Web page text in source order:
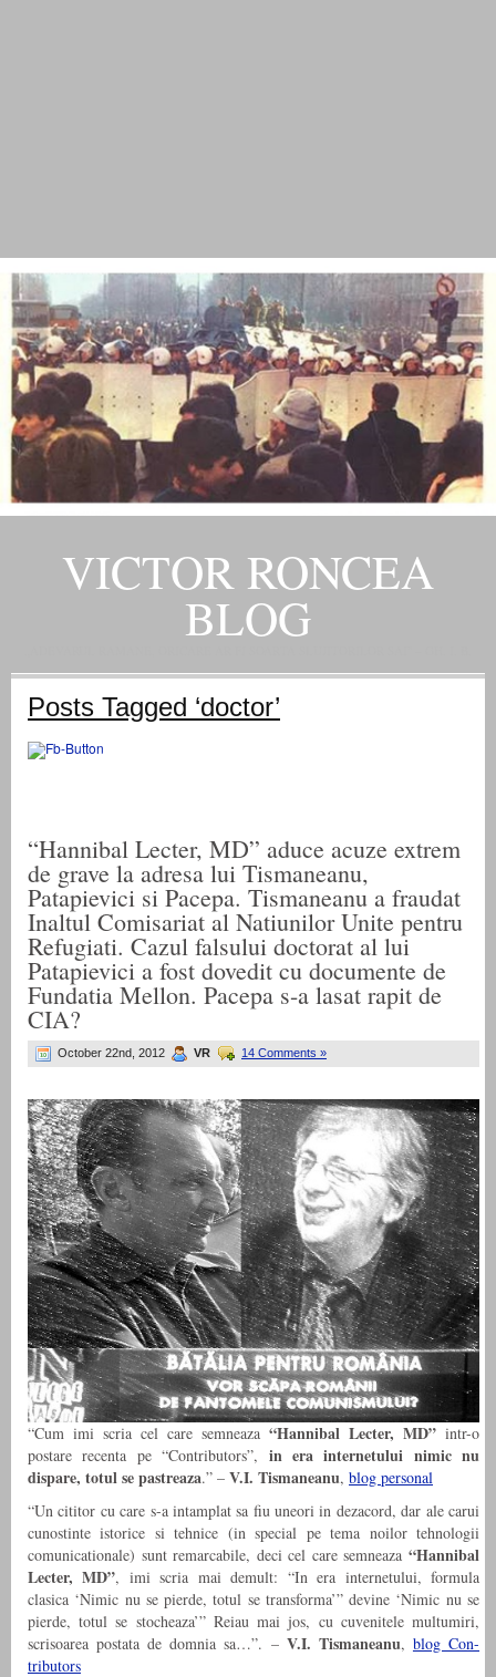
VICTOR RONCEA
BLOG
Posts Tagged ‘doctor’
“Hannibal Lecter, MD” aduce acuze extrem
de grave la adresa lui Tismaneanu,
Patapievici si Pacepa. Tismaneanu a fraudat
Inaltul Comisariat al Natiunilor Unite pentru
Refugiati. Cazul falsului doctorat al lui
Patapievici a fost dovedit cu documente de
Fundatia Mellon. Pacepa s-a lasat rapit de
CIA?
October 22nd, 2012 VR 14 Comments »
“Cum imi scria cel care semneaza “Hannibal Lecter, MD” intr-o
postare recenta pe “Contributors”, in era internetului nimic nu
dispare, totul se pastreaza.” – V.I. Tismaneanu, blog personal
“Un cititor cu care s-a intamplat sa fiu uneori in dezacord, dar ale carui
cunostinte istorice si tehnice (in special pe tema noilor tehnologii
comunicationale) sunt remarcabile, deci cel care semneaza “Hannibal
Lecter, MD”, imi scria mai demult: “In era internetului, formula
clasica ‘Nimic nu se pierde, totul se transforma’” devine ‘Nimic nu se
pierde, totul se stocheaza’” Reiau mai jos, cu cuvenitele multumiri,
scrisoarea postata de domnia sa…”. – V.I. Tismaneanu, blog Con-
tributors